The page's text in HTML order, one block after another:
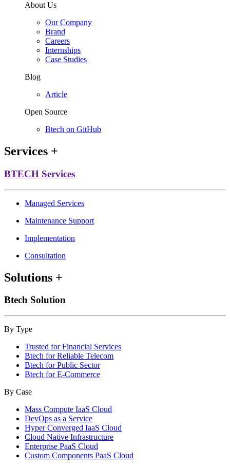
About Us
Our Company
Brand
Careers
Internships
Case Studies
Blog
Article
Open Source
Btech on GitHub
Services +
BTECH Services
Managed Services
Maintenance Support
Implementation
Consultation
Solutions +
Btech Solution
By Type
Trusted for Financial Services
Btech for Reliable Telecom
Btech for Public Sector
Btech for E-Commerce
By Case
Mass Compute IaaS Cloud
DevOps as a Service
Hyper Converged IaaS Cloud
Cloud Native Infrastructure
Enterprise PaaS Cloud
Custom Components PaaS Cloud